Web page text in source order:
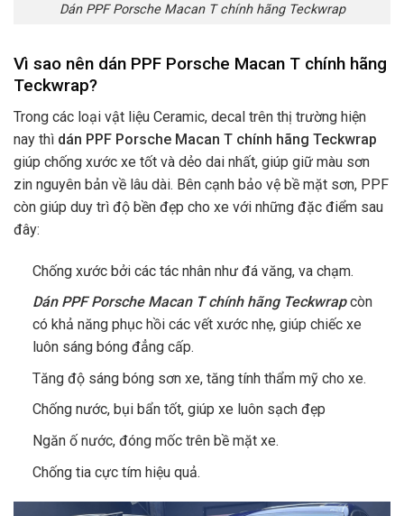
Dán PPF Porsche Macan T chính hãng Teckwrap
Vì sao nên dán PPF Porsche Macan T chính hãng
Teckwrap?
Trong các loại vật liệu Ceramic, decal trên thị trường hiện
nay thì dán PPF Porsche Macan T chính hãng Teckwrap
giúp chống xước xe tốt và dẻo dai nhất, giúp giữ màu sơn
zin nguyên bản về lâu dài. Bên cạnh bảo vệ bề mặt sơn, PPF
còn giúp duy trì độ bền đẹp cho xe với những đặc điểm sau
đây:
Chống xước bởi các tác nhân như đá văng, va chạm.
Dán PPF Porsche Macan T chính hãng Teckwrapcòn
có khả năng phục hồi các vết xước nhẹ, giúp chiếc xe
luôn sáng bóng đẳng cấp.
Tăng độ sáng bóng sơn xe, tăng tính thẩm mỹ cho xe.
Chống nước, bụi bẩn tốt, giúp xe luôn sạch đẹp
Ngăn ố nước, đóng mốc trên bề mặt xe.
Chống tia cực tím hiệu quả.